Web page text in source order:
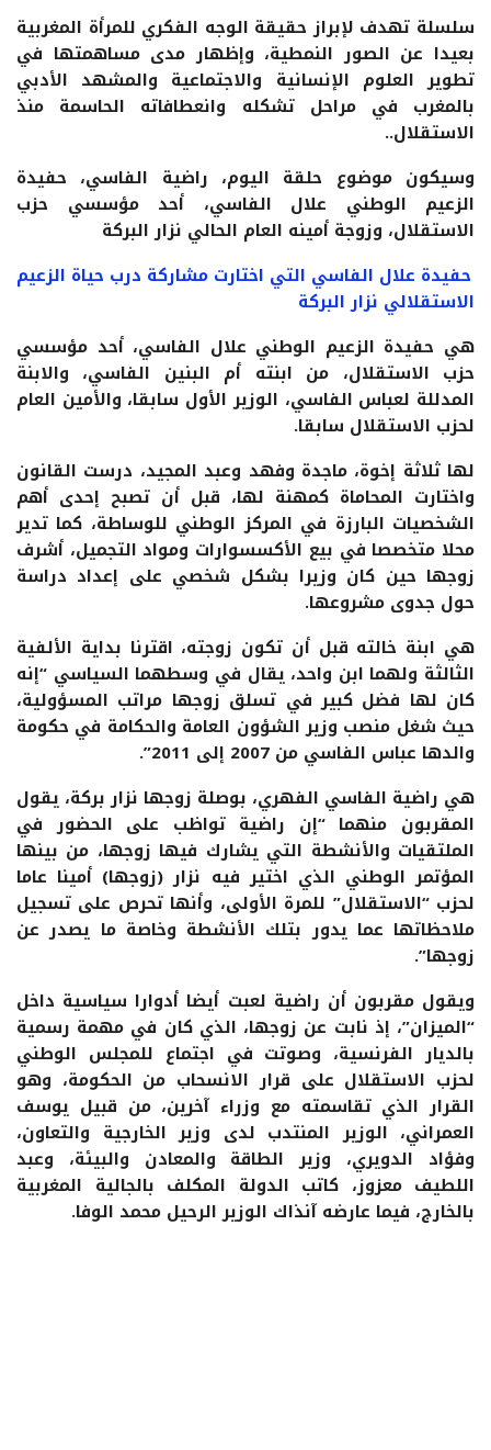
سلسلة تهدف لإبراز حقيقة الوجه الفكري للمرأة المغربية
بعيدا عن الصور النمطية، وإظهار مدى مساهمتها في
تطوير العلوم الإنسانية والاجتماعية والمشهد الأدبي
بالمغرب في مراحل تشكله وانعطافاته الحاسمة منذ
الاستقلال..
وسيكون موضوع حلقة اليوم، راضية الفاسي، حفيدة
الزعيم الوطني علال الفاسي، أحد مؤسسي حزب
الاستقلال، وزوجة أمينه العام الحالي نزار البركة
حفيدة علال الفاسي التي اختارت مشاركة درب حياة الزعيم
الاستقلالي نزار البركة
هي حفيدة الزعيم الوطني علال الفاسي، أحد مؤسسي
حزب الاستقلال، من ابنته أم البنين الفاسي، والابنة
المدللة لعباس الفاسي، الوزير الأول سابقا، والأمين العام
لحزب الاستقلال سابقا.
لها ثلاثة إخوة، ماجدة وفهد وعبد المجيد، درست القانون
واختارت المحاماة كمهنة لها، قبل أن تصبح إحدى أهم
الشخصيات البارزة في المركز الوطني للوساطة، كما تدير
محلا متخصصا في بيع الأكسسوارات ومواد التجميل، أشرف
زوجها حين كان وزيرا بشكل شخصي على إعداد دراسة
حول جدوى مشروعها.
هي ابنة خالته قبل أن تكون زوجته، اقترنا بداية الألفية
الثالثة ولهما ابن واحد، يقال في وسطهما السياسي “إنه
كان لها فضل كبير في تسلق زوجها مراتب المسؤولية،
حيث شغل منصب وزير الشؤون العامة والحكامة في حكومة
والدها عباس الفاسي من 2007 إلى 2011”.
هي راضية الفاسي الفهري، بوصلة زوجها نزار بركة، يقول
المقربون منهما “إن راضية تواظب على الحضور في
الملتقيات والأنشطة التي يشارك فيها زوجها، من بينها
المؤتمر الوطني الذي اختير فيه نزار (زوجها) أمينا عاما
لحزب “الاستقلال” للمرة الأولى، وأنها تحرص على تسجيل
ملاحظاتها عما يدور بتلك الأنشطة وخاصة ما يصدر عن
زوجها”.
ويقول مقربون أن راضية لعبت أيضا أدوارا سياسية داخل
“الميزان”، إذ نابت عن زوجها، الذي كان في مهمة رسمية
بالديار الفرنسية، وصوتت في اجتماع للمجلس الوطني
لحزب الاستقلال على قرار الانسحاب من الحكومة، وهو
القرار الذي تقاسمته مع وزراء آخرين، من قبيل يوسف
العمراني، الوزير المنتدب لدى وزير الخارجية والتعاون،
وفؤاد الدويري، وزير الطاقة والمعادن والبيئة، وعبد
اللطيف معزوز، كاتب الدولة المكلف بالجالية المغربية
بالخارج، فيما عارضه آنذاك الوزير الرحيل محمد الوفا.